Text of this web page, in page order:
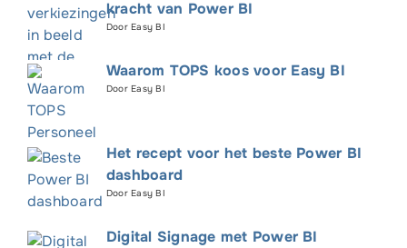
kracht van Power BI
Door Easy BI
Waarom TOPS koos voor Easy BI
Door Easy BI
Het recept voor het beste Power BI
dashboard
Door Easy BI
Digital Signage met Power BI